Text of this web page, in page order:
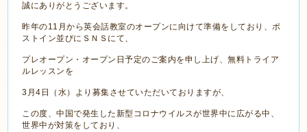
誠にありがとうございます。
昨年の11月から英会話教室のオープンに向けて準備をしており、ポ
ストイン並びにＳＮＳにて、
プレオープン・オープン日予定のご案内を申し上げ、無料トライア
ルレッスンを
3月4日（水）より募集させていただいておりますが、
この度、中国で発生した新型コロナウイルスが世界中に広がる中、
世界中が対策をしており、